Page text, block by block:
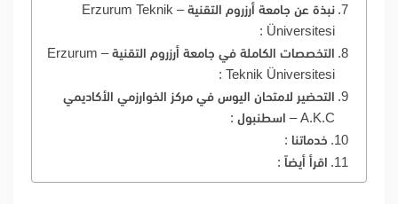
نبذة عن جامعة أرزروم التقنية – Erzurum Teknik
Üniversitesi :
التخصصات الكاملة في جامعة أرزروم التقنية – Erzurum
Teknik Üniversitesi :
التحضير لامتحان اليوس في مركز الخوارزمي الأكاديمي
A.K.C – اسطنبول :
خدماتنا :
اقرأ أيضاً :